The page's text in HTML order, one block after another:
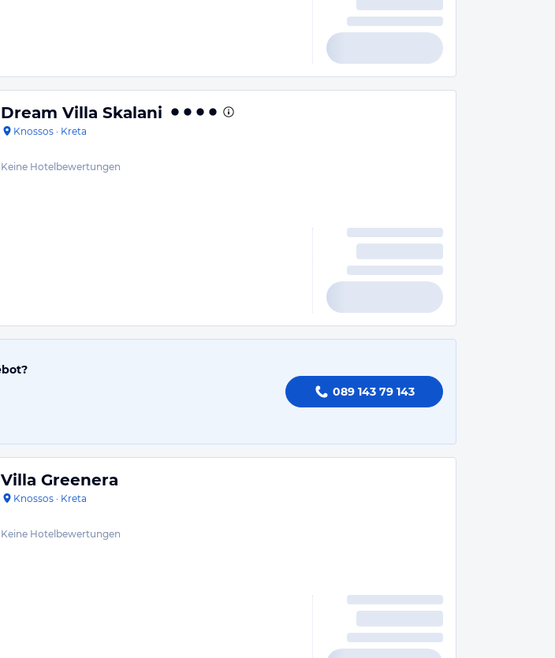
Dream Villa Skalani
Knossos · Kreta
Keine Hotelbewertungen
089 143 79 143
Villa Greenera
Knossos · Kreta
Keine Hotelbewertungen